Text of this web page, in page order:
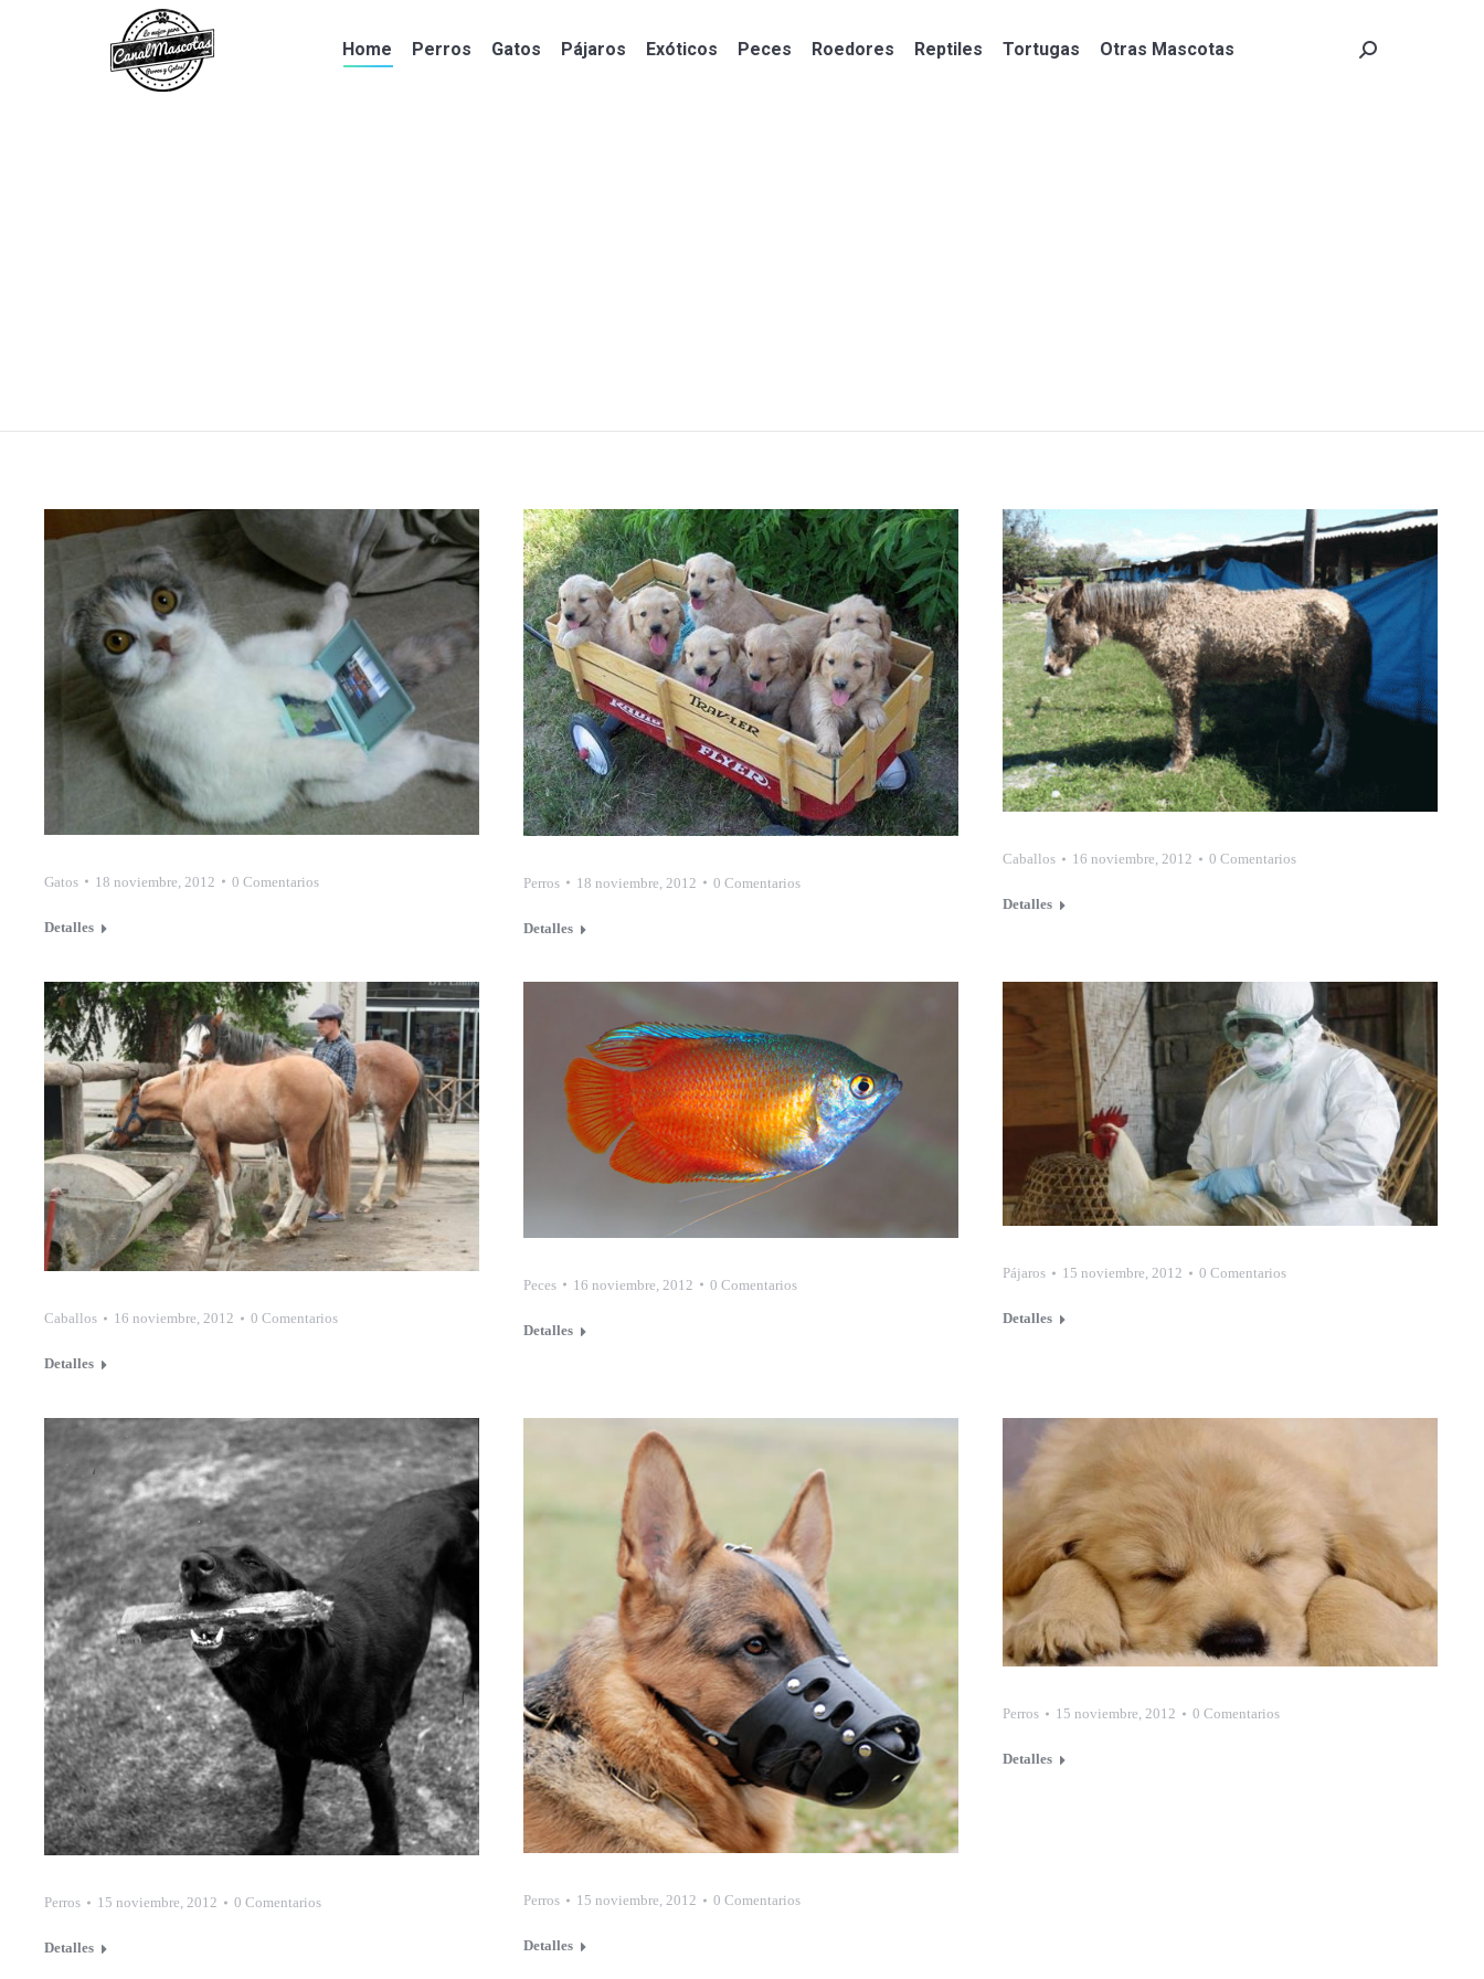
Home Perros Gatos Pájaros Exóticos Peces Roedores Reptiles Tortugas Otras Mascotas Search:
Gatos 18 noviembre, 2012 0 Comentarios
Detalles
Perros 18 noviembre, 2012 0 Comentarios
Detalles
Caballos 16 noviembre, 2012 0 Comentarios
Detalles
Caballos 16 noviembre, 2012 0 Comentarios
Detalles
Peces 16 noviembre, 2012 0 Comentarios
Detalles
Pájaros 15 noviembre, 2012 0 Comentarios
Detalles
Perros 15 noviembre, 2012 0 Comentarios
Detalles
Perros 15 noviembre, 2012 0 Comentarios
Detalles
Perros 15 noviembre, 2012 0 Comentarios
Detalles
Home Perros Gatos Pájaros Exóticos Peces Roedores Reptiles Tortugas Otras Mascotas Search: